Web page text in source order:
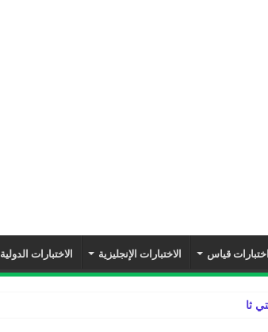
اختبارات قياس الاختبارات الإنجليزية الاختبارات الدولية
ثالث ابتدائي الفصل الدراسي ال